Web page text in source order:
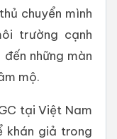
chuyển mình
trường cạnh
những màn
mộ.
tại Việt Nam
khán giả trong